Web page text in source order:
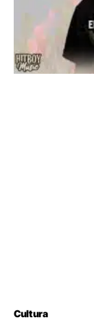
Cultura